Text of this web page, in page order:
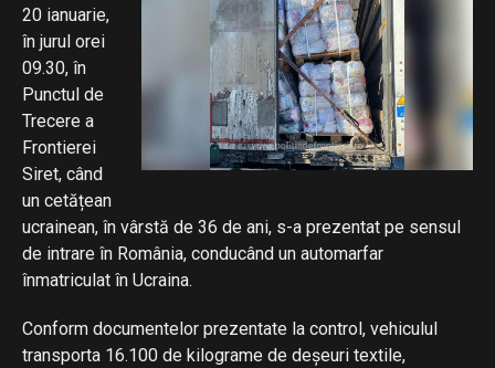
20 ianuarie,
în jurul orei
09.30, în
Punctul de
Trecere a
Frontierei
Siret, când
un cetățean
ucrainean, în vârstă de 36 de ani, s-a prezentat pe sensul
de intrare în România, conducând un automarfar
înmatriculat în Ucraina.
Conform documentelor prezentate la control, vehiculul
transporta 16.100 de kilograme de deșeuri textile,